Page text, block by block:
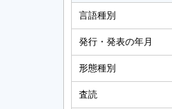
言語種別
発行・発表の年月
形態種別
査読